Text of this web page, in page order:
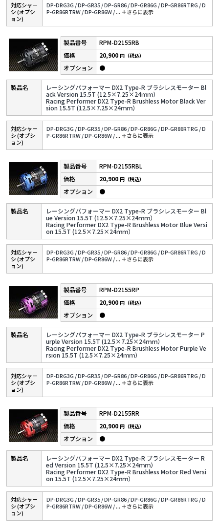
対応シャー
シ (オプシ
ョン)
DP-DRG3G /DP-GR35 /DP-GR86 /DP-GR86G /DP-GR86RTRG /D
P-GR86RTRW /DP-GR86W /... ＋さらに表⽰
RPM-D2155RB
レーシングパフォーマー DX2 Type-R ブラシレスモーター Bl
ack Version 15.5T (12.5×7.25×24ｍｍ）
Racing Performer DX2 Type-R Brushless Motor Black Ver
sion 15.5T (12.5×7.25×24ｍｍ）
20,900円（税込）
●
対応シャー
シ (オプシ
ョン)
DP-DRG3G /DP-GR35 /DP-GR86 /DP-GR86G /DP-GR86RTRG /D
P-GR86RTRW /DP-GR86W /... ＋さらに表⽰
RPM-D2155RBL
レーシングパフォーマー DX2 Type-R ブラシレスモーター Bl
ue Version 15.5T (12.5×7.25×24ｍｍ）
Racing Performer DX2 Type-R Brushless Motor Blue Versi
on 15.5T (12.5×7.25×24ｍｍ）
20,900円（税込）
●
対応シャー
シ (オプシ
ョン)
DP-DRG3G /DP-GR35 /DP-GR86 /DP-GR86G /DP-GR86RTRG /D
P-GR86RTRW /DP-GR86W /... ＋さらに表⽰
RPM-D2155RP
レーシングパフォーマー DX2 Type-R ブラシレスモーター P
urple Version 15.5T (12.5×7.25×24ｍｍ）
Racing Performer DX2 Type-R Brushless Motor Purple Ve
rsion 15.5T (12.5×7.25×24ｍｍ）
20,900円（税込）
●
対応シャー
シ (オプシ
ョン)
DP-DRG3G /DP-GR35 /DP-GR86 /DP-GR86G /DP-GR86RTRG /D
P-GR86RTRW /DP-GR86W /... ＋さらに表⽰
RPM-D2155RR
レーシングパフォーマー DX2 Type-R ブラシレスモーター R
ed Version 15.5T (12.5×7.25×24ｍｍ）
Racing Performer DX2 Type-R Brushless Motor Red Versi
on 15.5T (12.5×7.25×24ｍｍ）
20,900円（税込）
●
対応シャー
シ (オプシ
ョン)
DP-DRG3G /DP-GR35 /DP-GR86 /DP-GR86G /DP-GR86RTRG /D
P-GR86RTRW /DP-GR86W /... ＋さらに表⽰